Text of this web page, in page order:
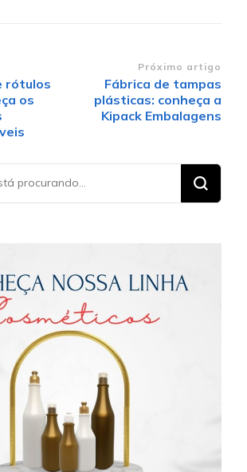
de post
rótulos
os
Próximo artigo
Fábrica de tampas
plásticas: conheça a
Kipack Embalagens